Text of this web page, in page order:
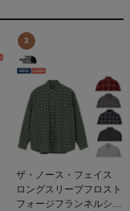
ザ・ノース・フェイス
ロングスリーブフロスト
フォージフランネルシャ